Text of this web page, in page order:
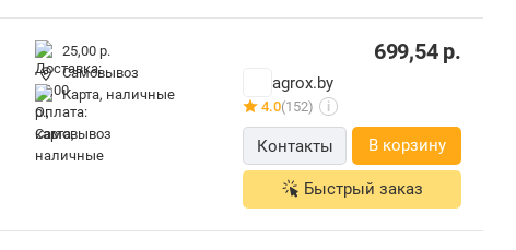
25,00 р.
Самовывоз
карта, наличные
699,54р.
agrox.by
4.0(152) i
Контакты В корзину
Быстрый заказ